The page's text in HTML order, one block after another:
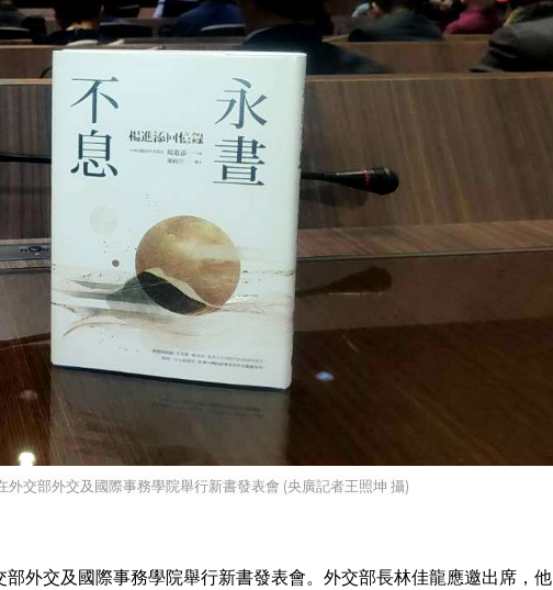
交部外交及國際事務學院舉行新書發表會 (央廣記者王照坤 攝)
外交及國際事務學院舉行新書發表會。外交部長林佳龍應邀出席，他